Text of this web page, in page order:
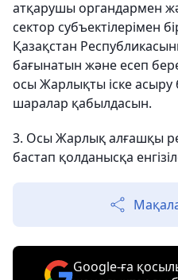
атқарушы органдармен
сектор субъектілерімен
Қазақстан
бағынатын және есеп
осы Жарлықты іске
шаралар қабылдасын.
3. Осы Жарлық алғашқы
бастап қолданысқа
Google-ға